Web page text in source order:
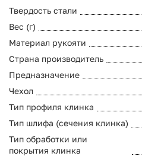
Твердость стали
Вес (г)
Материал рукояти
Страна производитель
Предназначение
Чехол
Тип профиля клинка
Тип шлифа (сечения клинка)
Тип обработки или
покрытия клинка